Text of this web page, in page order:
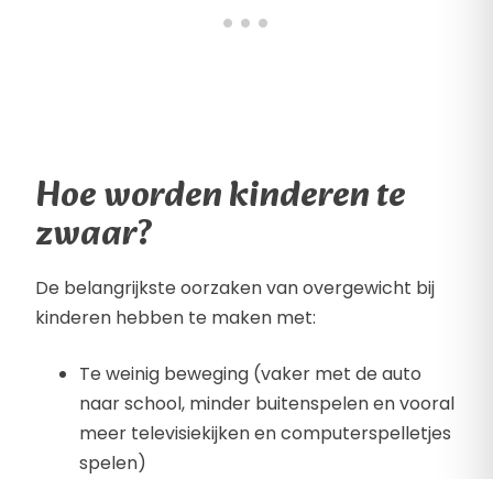
Hoe worden kinderen te
zwaar?
De belangrijkste oorzaken van overgewicht bij
kinderen hebben te maken met:
Te weinig beweging (vaker met de auto
naar school, minder buitenspelen en vooral
meer televisiekijken en computerspelletjes
spelen)